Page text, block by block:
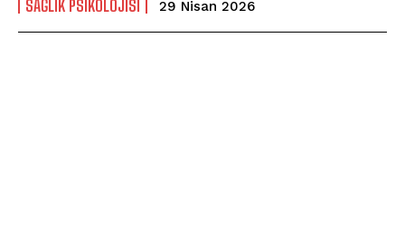
SAĞLIK PSIKOLOJISI 29 Nisan 2026